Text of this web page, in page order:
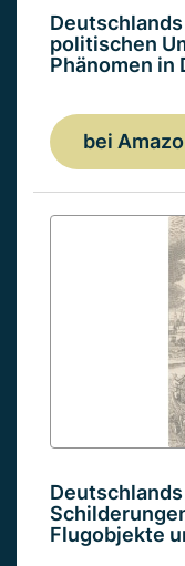
politischen
Phänomen in
bei
Flugobjekte